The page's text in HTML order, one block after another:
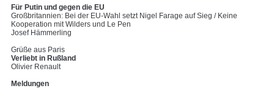
Für Putin und gegen die EU
Großbritannien: Bei der EU-Wahl setzt Nigel Farage auf Sieg / Keine
Kooperation mit Wilders und Le Pen
Josef Hämmerling
Grüße aus Paris
Verliebt in Rußland
Olivier Renault
Meldungen